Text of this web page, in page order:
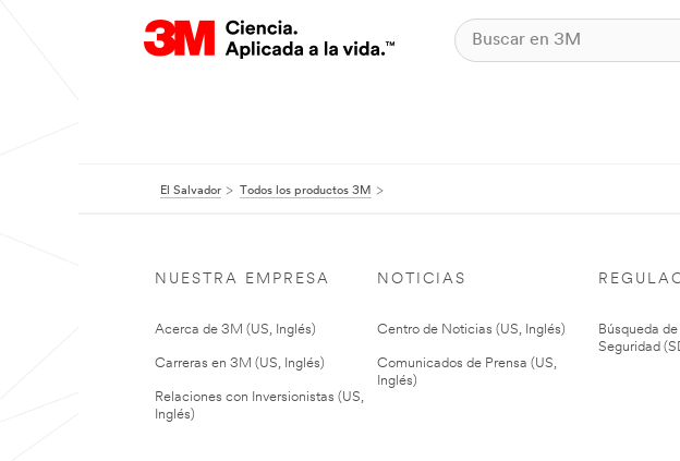
El Salvador Todos los productos 3M
NUESTRA EMPRESA
Acerca de 3M (US, Inglés)
Carreras en 3M (US, Inglés)
Relaciones con Inversionistas (US,
Inglés)
NOTICIAS
Centro de Noticias (US, Inglés)
Comunicados de Prensa (US,
Inglés)
Búsqueda
Seguridad